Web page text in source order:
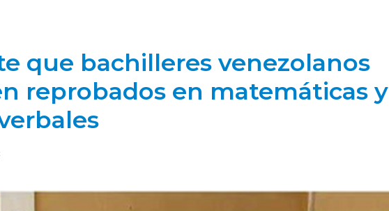
que bachilleres venezolanos
reprobados en matemáticas y